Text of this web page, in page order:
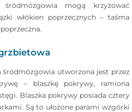
śródmózgowia mogą krzyżować
włókien poprzecznych – taśma
utworzona jest przez
– blaszkę pokrywy, ramiona
Blaszka pokrywy posiada cztery
Są to ułożone parami wzgórki